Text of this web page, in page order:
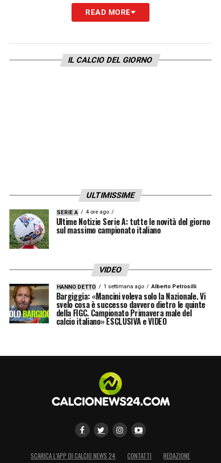
READ MORE
IL CALCIO DEL GIORNO
ULTIMISSIME
SERIE A 4 ore ago
Ultime Notizie Serie A: tutte le novità del giorno
sul massimo campionato italiano
VIDEO
HANNO DETTO 1 settimana ago Alberto Petrosilli
Bargiggia: «Mancini voleva solo la Nazionale. Vi
svelo cosa è successo davvero dietro le quinte
della FIGC. Campionato Primavera male del
calcio italiano» ESCLUSIVA e VIDEO
SCARICA L’APP DI CALCIO NEWS 24 CONTATTI REDAZIONE